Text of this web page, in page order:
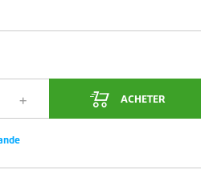
ACHETER